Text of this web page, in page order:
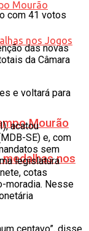
Mourão
nos
com 41 votos
das novas
da Câmara
e voltará para
acatou
SE) e, com
sem
legislatura
cotas
moradia. Nesse